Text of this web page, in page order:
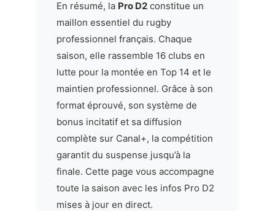
En résumé, la Pro D2constitue un
maillon essentiel du rugby
professionnel français. Chaque
saison, elle rassemble 16 clubs en
lutte pour la montée en Top 14 et le
maintien professionnel. Grâce à son
format éprouvé, son système de
bonus incitatif et sa diffusion
complète sur Canal+, la compétition
garantit du suspense jusqu’à la
finale. Cette page vous accompagne
toute la saison avec les infos Pro D2
mises à jour en direct.